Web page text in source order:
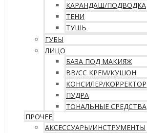
КАРАНДАШ/ПОДВОДКА
ТЕНИ
ТУШЬ
ГУБЫ
ЛИЦО
БАЗА ПОД МАКИЯЖ
ВВ/CC КРЕМ/КУШОН
КОНСИЛЕР/КОРРЕКТОР
ПУДРА
ТОНАЛЬНЫЕ СРЕДСТВА
ПРОЧЕЕ
АКСЕССУАРЫ/ИНСТРУМЕНТЫ